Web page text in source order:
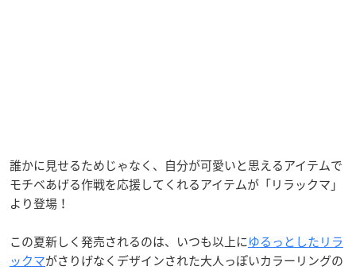
誰かに見せるためじゃなく、自分が可愛いと思えるアイテムで
モチベあげる作戦を応援してくれるアイテムが「リラックマ」
より登場！
この夏新しく発売されるのは、いつも以上にゆるっとしたリラ
ックマがさりげなくデザインされた大人っぽいカラーリングの